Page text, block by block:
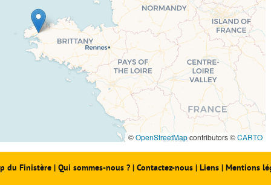
©OpenStreetMapcontributors ©CARTO
du Finistère| Qui sommes-nous ? | Contactez-nous| Liens| Mentions